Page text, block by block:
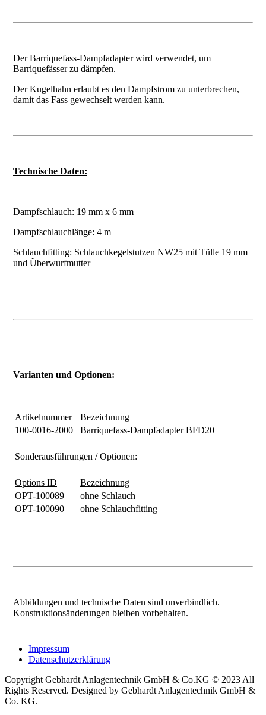
Der Barriquefass-Dampfadapter wird verwendet, um
Barriquefässer zu dämpfen.
Der Kugelhahn erlaubt es den Dampfstrom zu unterbrechen,
damit das Fass gewechselt werden kann.
Technische Daten:
Dampfschlauch: 19 mm x 6 mm
Dampfschlauchlänge: 4 m
Schlauchfitting: Schlauchkegelstutzen NW25 mit Tülle 19 mm
und Überwurfmutter
Varianten und Optionen:
Artikelnummer
Bezeichnung
100-0016-2000
Barriquefass-Dampfadapter BFD20
Sonderausführungen / Optionen:
Options ID
Bezeichnung
OPT-100089
ohne Schlauch
OPT-100090
ohne Schlauchfitting
Abbildungen und technische Daten sind unverbindlich.
Konstruktionsänderungen bleiben vorbehalten.
Impressum
Datenschutzerklärung
Copyright Gebhardt Anlagentechnik GmbH & Co.KG © 2023 All
Rights Reserved. Designed by Gebhardt Anlagentechnik GmbH &
Co. KG.